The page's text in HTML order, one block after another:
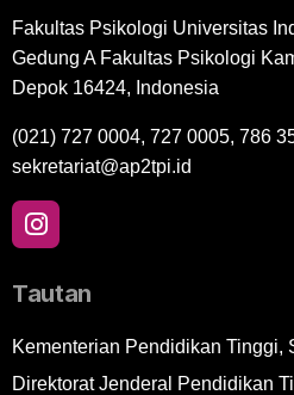
Fakultas Psikologi Universitas
Gedung A Fakultas Psikologi
Depok 16424, Indonesia
(021) 727 0004, 727 0005, 786
sekretariat@ap2tpi.id
Tautan
Kementerian Pendidikan Tinggi,
Direktorat Jenderal Pendidikan